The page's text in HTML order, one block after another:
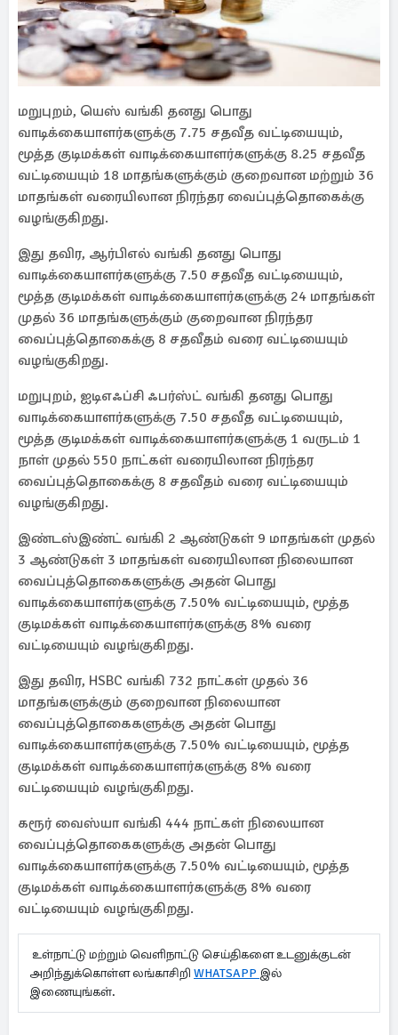
மறுபுறம், யெஸ் வங்கி தனது பொது
வாடிக்கையாளர்களுக்கு 7.75 சதவீத வட்டியையும்,
மூத்த குடிமக்கள் வாடிக்கையாளர்களுக்கு 8.25 சதவீத
வட்டியையும் 18 மாதங்களுக்கும் குறைவான மற்றும் 36
மாதங்கள் வரையிலான நிரந்தர வைப்புத்தொகைக்கு
வழங்குகிறது.
இது தவிர, ஆர்பிஎல் வங்கி தனது பொது
வாடிக்கையாளர்களுக்கு 7.50 சதவீத வட்டியையும்,
மூத்த குடிமக்கள் வாடிக்கையாளர்களுக்கு 24 மாதங்கள்
முதல் 36 மாதங்களுக்கும் குறைவான நிரந்தர
வைப்புத்தொகைக்கு 8 சதவீதம் வரை வட்டியையும்
வழங்குகிறது.
மறுபுறம், ஐடிஎஃப்சி ஃபர்ஸ்ட் வங்கி தனது பொது
வாடிக்கையாளர்களுக்கு 7.50 சதவீத வட்டியையும்,
மூத்த குடிமக்கள் வாடிக்கையாளர்களுக்கு 1 வருடம் 1
நாள் முதல் 550 நாட்கள் வரையிலான நிரந்தர
வைப்புத்தொகைக்கு 8 சதவீதம் வரை வட்டியையும்
வழங்குகிறது.
இண்டஸ்இண்ட் வங்கி 2 ஆண்டுகள் 9 மாதங்கள் முதல்
3 ஆண்டுகள் 3 மாதங்கள் வரையிலான நிலையான
வைப்புத்தொகைகளுக்கு அதன் பொது
வாடிக்கையாளர்களுக்கு 7.50% வட்டியையும், மூத்த
குடிமக்கள் வாடிக்கையாளர்களுக்கு 8% வரை
வட்டியையும் வழங்குகிறது.
இது தவிர, HSBC வங்கி 732 நாட்கள் முதல் 36
மாதங்களுக்கும் குறைவான நிலையான
வைப்புத்தொகைகளுக்கு அதன் பொது
வாடிக்கையாளர்களுக்கு 7.50% வட்டியையும், மூத்த
குடிமக்கள் வாடிக்கையாளர்களுக்கு 8% வரை
வட்டியையும் வழங்குகிறது.
கரூர் வைஸ்யா வங்கி 444 நாட்கள் நிலையான
வைப்புத்தொகைகளுக்கு அதன் பொது
வாடிக்கையாளர்களுக்கு 7.50% வட்டியையும், மூத்த
குடிமக்கள் வாடிக்கையாளர்களுக்கு 8% வரை
வட்டியையும் வழங்குகிறது.
உள்நாட்டு மற்றும் வெளிநாட்டு செய்திகளை உடனுக்குடன்
அறிந்துக்கொள்ள லங்காசிறி WHATSAPP இல்
இணையுங்கள்.